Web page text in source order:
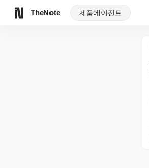
TheNote 제품에이전트